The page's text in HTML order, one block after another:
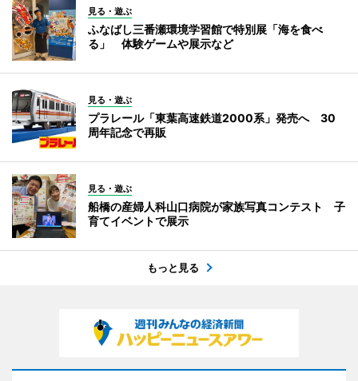
見る・遊ぶ
ふなばし三番瀬環境学習館で特別展「海を食べ
る」 体験ゲームや展示など
見る・遊ぶ
プラレール「東葉高速鉄道2000系」発売へ 30
周年記念で再販
見る・遊ぶ
船橋の産婦人科山口病院が家族写真コンテスト 子
育てイベントで展示
もっと見る